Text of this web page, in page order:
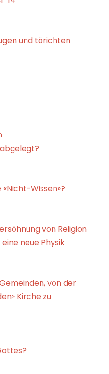
und törichten
«Nicht-Wissen»?
von Religion
neue Physik
von der
Kirche zu